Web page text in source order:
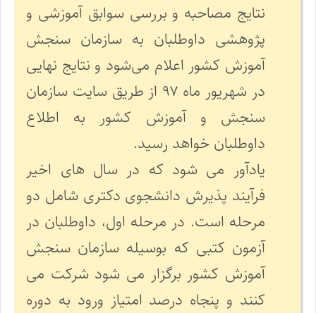
نتایج مصاحبه و بررسی سوابق آموزشی و
پژوهشی داوطلبان به سازمان سنجش
آموزش کشور اعلام می‌شود و نتایج نهایی
در شهریور ماه ۹۷ از طریق سایت سازمان
سنجش و آموزش کشور به اطلاع
داوطلبان خواهد رسید.
یادآور می شود که در سال های اخیر
فرآیند پذیرش دانشجوی دکتری شامل دو
مرحله است. در مرحله اول، داوطلبان در
آزمون کتبی که بوسیله سازمان سنجش
آموزش کشور برگزار می شود شرکت می
کنند و پنجاه درصد امتیاز ورود به دوره